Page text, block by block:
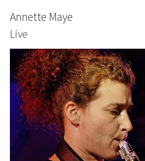
Annette Maye
Live
Show larger version for: